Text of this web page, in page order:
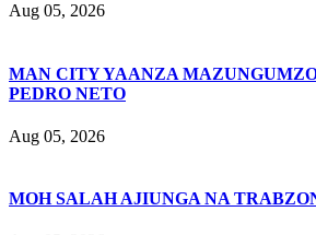
Aug 05, 2026
MAN CITY YAANZA
PEDRO NETO
Aug 05, 2026
MOH SALAH AJIUNGA NA